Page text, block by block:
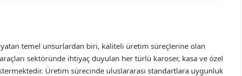
yatan temel unsurlardan biri, kaliteli üretim süreçlerine olan
sektöründe ihtiyaç duyulan her türlü karoser, kasa ve özel
Üretim sürecinde uluslararası standartlara uygunluk